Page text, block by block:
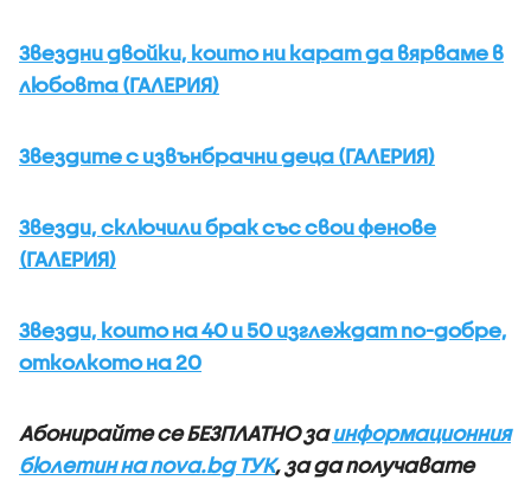
Звездни двойки, които ни карат да вярваме в
любовта (ГАЛЕРИЯ)
Звездите с извънбрачни деца (ГАЛЕРИЯ)
Звезди, сключили брак със свои фенове
(ГАЛЕРИЯ)
Звезди, които на 40 и 50 изглеждат по-добре,
отколкото на 20
Абонирайте се БЕЗПЛАТНО заинформационния
бюлетин на nova.bg ТУК, за да получавате